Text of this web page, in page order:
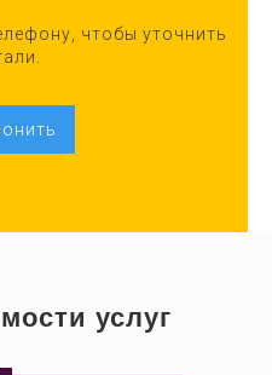
чтобы уточнить
услуг